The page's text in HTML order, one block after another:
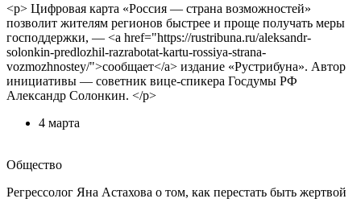
<p> Цифровая карта «Россия — страна возможностей»
позволит жителям регионов быстрее и проще получать меры
господдержки, — <a href="https://rustribuna.ru/aleksandr-
solonkin-predlozhil-razrabotat-kartu-rossiya-strana-
vozmozhnostey/">сообщает</a> издание «Рустрибуна». Автор
инициативы — советник вице-спикера Госдумы РФ
Александр Солонкин. </p>
4 марта
Общество
Регрессолог Яна Астахова о том, как перестать быть жертвой